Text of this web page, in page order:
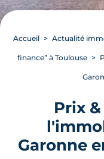
Accueil Actualité
finance” à Toulouse
Prix
Garonne